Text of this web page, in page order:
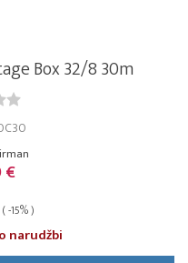
Box 32/8 30m
€
-15% )
narudžbi